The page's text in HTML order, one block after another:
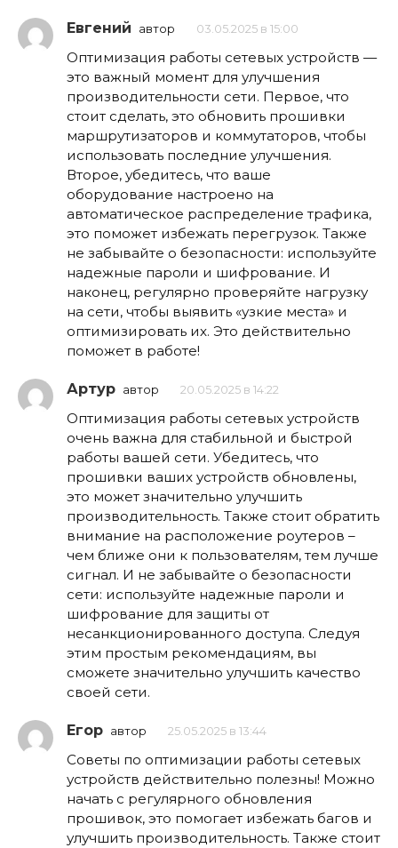
Евгений автор 03.05.2025 в 15:00
Оптимизация работы сетевых устройств —
это важный момент для улучшения
производительности сети. Первое, что
стоит сделать, это обновить прошивки
маршрутизаторов и коммутаторов, чтобы
использовать последние улучшения.
Второе, убедитесь, что ваше
оборудование настроено на
автоматическое распределение трафика,
это поможет избежать перегрузок. Также
не забывайте о безопасности: используйте
надежные пароли и шифрование. И
наконец, регулярно проверяйте нагрузку
на сети, чтобы выявить «узкие места» и
оптимизировать их. Это действительно
поможет в работе!
Артур автор 20.05.2025 в 14:22
Оптимизация работы сетевых устройств
очень важна для стабильной и быстрой
работы вашей сети. Убедитесь, что
прошивки ваших устройств обновлены,
это может значительно улучшить
производительность. Также стоит обратить
внимание на расположение роутеров –
чем ближе они к пользователям, тем лучше
сигнал. И не забывайте о безопасности
сети: используйте надежные пароли и
шифрование для защиты от
несанкционированного доступа. Следуя
этим простым рекомендациям, вы
сможете значительно улучшить качество
своей сети.
Егор автор 25.05.2025 в 13:44
Советы по оптимизации работы сетевых
устройств действительно полезны! Можно
начать с регулярного обновления
прошивок, это помогает избежать багов и
улучшить производительность. Также стоит